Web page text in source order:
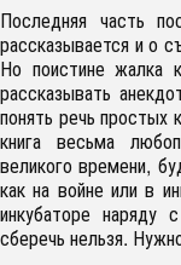
Последняя часть
рассказывается и о
Но поистине жалка
рассказывать
понять речь простых
книга весьма
великого времени,
как на войне или в
инкубаторе
сберечь нельзя.